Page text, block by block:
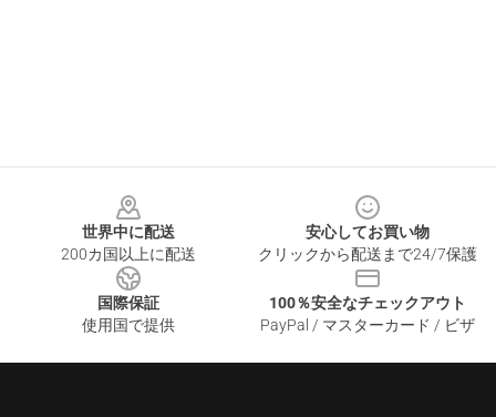
世界中に配送
200カ国以上に配送
安心してお買い物
クリックから配送まで24/7保護
国際保証
使用国で提供
100％安全なチェックアウト
PayPal / マスターカード / ビザ